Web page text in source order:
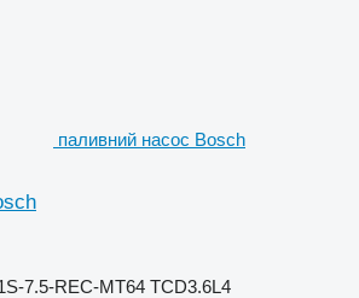
паливний насос Bosch
7.5-REC-MT64 TCD3.6L4